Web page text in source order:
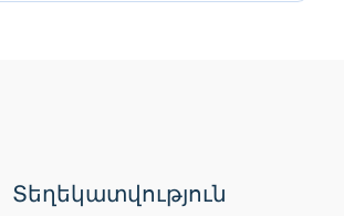
Տեղեկատվություն